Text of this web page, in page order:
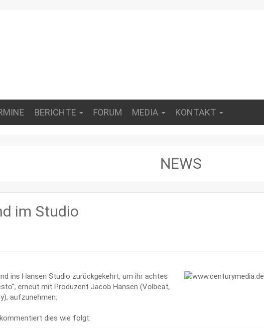
BERICHTE FORUM MEDIA KONTAKT
NEWS
im Studio
ins Hansen Studio zurückgekehrt, um ihr achtes
erneut mit Produzent Jacob Hansen (Volbeat,
aufzunehmen.
dies wie folgt: